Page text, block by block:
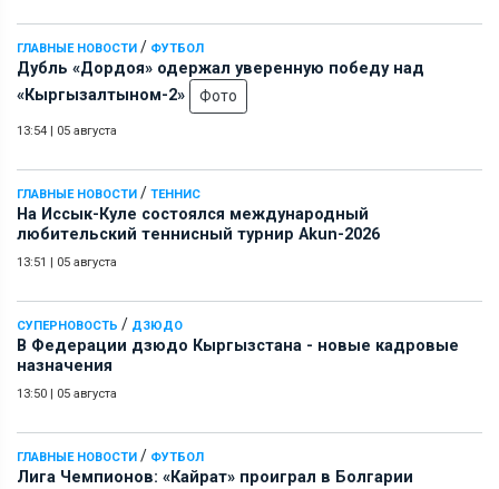
ГЛАВНЫЕ НОВОСТИ / ФУТБОЛ
Дубль «Дордоя» одержал уверенную победу над
«Кыргызалтыном-2»
Фото
13:54 05 августа
ГЛАВНЫЕ НОВОСТИ / ТЕННИС
На Иссык-Куле состоялся международный
любительский теннисный турнир Akun-2026
13:51 05 августа
СУПЕРНОВОСТЬ / ДЗЮДО
В Федерации дзюдо Кыргызстана - новые кадровые
назначения
13:50 05 августа
ГЛАВНЫЕ НОВОСТИ / ФУТБОЛ
Лига Чемпионов: «Кайрат» проиграл в Болгарии